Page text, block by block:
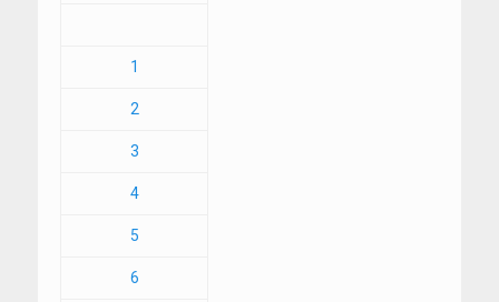
1
2
3
4
5
6